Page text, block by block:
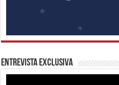
Entrevista Exclusiva